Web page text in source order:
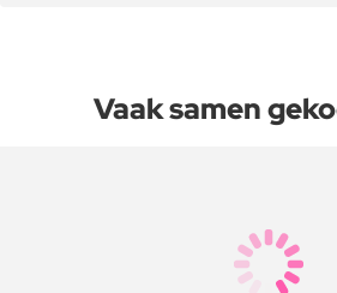
Vaak samen